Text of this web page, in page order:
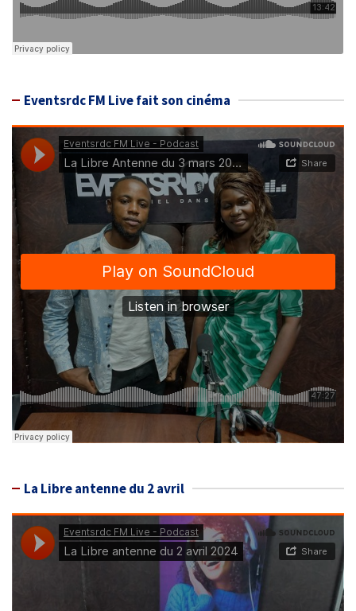
Eventsrdc FM Live fait son cinéma
La Libre antenne du 2 avril